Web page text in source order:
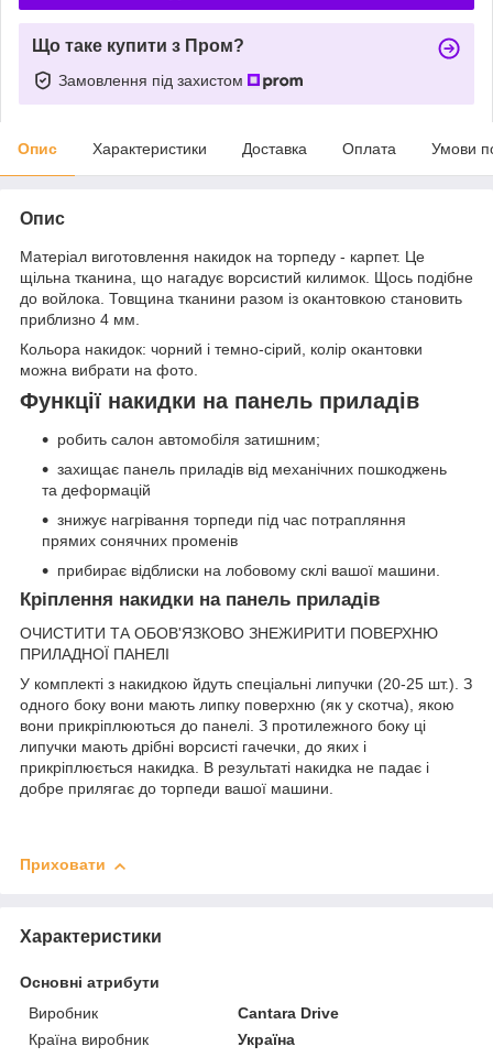
Що таке купити з Пром?
Замовлення під захистом
Опис Характеристики Доставка Оплата Умови
Опис
Матеріал виготовлення накидок на торпеду - карпет. Це
щільна тканина, що нагадує ворсистий килимок. Щось подібне
до войлока. Товщина тканини разом із окантовкою становить
приблизно 4 мм.
Кольора накидок: чорний і темно-сірий, колір окантовки
можна вибрати на фото.
Функції накидки на панель приладів
робить салон автомобіля затишним;
захищає панель приладів від механічних пошкоджень
та деформацій
знижує нагрівання торпеди під час потрапляння
прямих сонячних променів
прибирає відблиски на лобовому склі вашої машини.
Кріплення накидки на панель приладів
ОЧИСТИТИ ТА ОБОВ'ЯЗКОВО ЗНЕЖИРИТИ ПОВЕРХНЮ
ПРИЛАДНОЇ ПАНЕЛІ
У комплекті з накидкою йдуть спеціальні липучки (20-25 шт.). З
одного боку вони мають липку поверхню (як у скотча), якою
вони прикріплюються до панелі. З протилежного боку ці
липучки мають дрібні ворсисті гачечки, до яких і
прикріплюється накидка. В результаті накидка не падає і
добре прилягає до торпеди вашої машини.
Приховати
Характеристики
Основні атрибути
Виробник
Cantara Drive
Країна виробник
Україна